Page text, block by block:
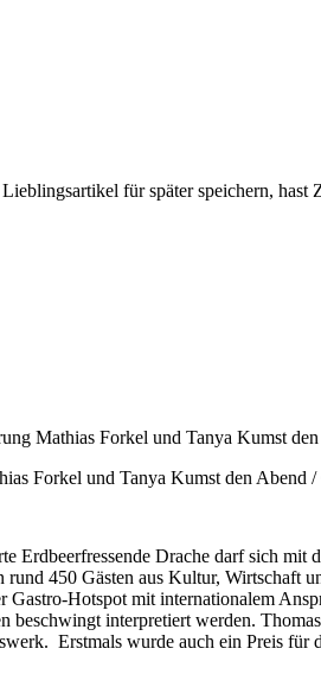
für später speichern, hast
Forkel und Tanya Kumst den Abend
Drache darf sich mit
450 Gästen aus Kultur, Wirtschaft
Gastro-Hotspot mit internationalem
interpretiert werden.
Erstmals wurde auch ein Preis